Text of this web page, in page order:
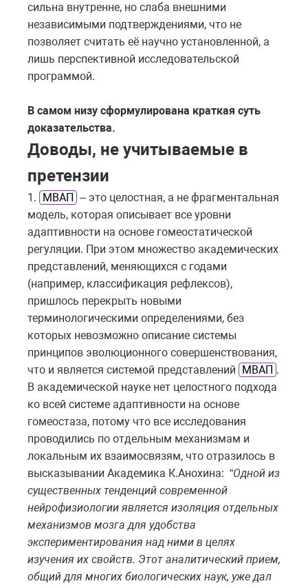
сильна внутренне, но слаба внешними
независимыми подтверждениями, что не
позволяет считать её научно установленной, а
лишь перспективной исследовательской
программой.
В самом низу сформулирована краткая суть
доказательства.
Доводы, не учитываемые в
претензии
1. МВАП – это целостная, а не фрагментальная
модель, которая описывает все уровни
адаптивности на основе гомеостатической
регуляции. При этом множество академических
представлений, меняющихся с годами
(например, классификация рефлексов),
пришлось перекрыть новыми
терминологическими определениями, без
которых невозможно описание системы
принципов эволюционного совершенствования,
что и является системой представлений
МВАП .
В академической науке нет целостного подхода
ко всей системе адаптивности на основе
гомеостаза, потому что все исследования
проводились по отдельным механизмам и
локальным их взаимосвязям, что отразилось в
высказывании Академика К.Анохина: “Одной из
существенных тенденций современной
нейрофизиологии является изоляция отдельных
механизмов мозга для удобства
экспериментирования над ними в целях
изучения их свойств. Этот аналитический прием,
общий для многих биологических наук, уже дал